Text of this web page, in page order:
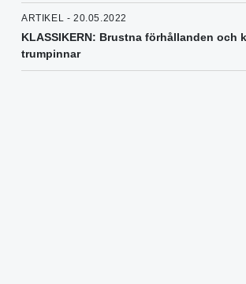
ARTIKEL - 20.05.2022
KLASSIKERN: Brustna förhållanden och
trumpinnar